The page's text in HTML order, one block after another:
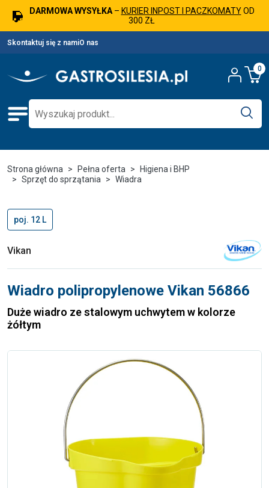
DARMOWA WYSYŁKA– KURIER INPOST I PACZKOMATYOD
300 ZŁ
Skontaktuj się z namiO nas
0
Strona główna Pełna oferta
Higiena i BHP
Sprzęt do sprzątania
Wiadra
poj. 12 L
Vikan
Wiadro polipropylenowe Vikan 56866
Duże wiadro ze stalowym uchwytem w kolorze
żółtym